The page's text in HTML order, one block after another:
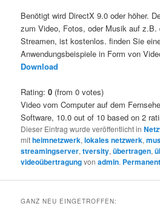
Benötigt wird DirectX 9.0 oder höher.
zum Video, Fotos, oder Musik auf z.B.
Streamen, ist kostenlos. finden Sie
Anwendungsbeispiele in Form von
Download
Rating:0 (from 0 votes)
Video vom Computer auf dem
Software, 10.0 out of 10 based on2
Dieser Eintrag wurde veröffentlicht in
mitheimnetzwerk,lokales netzwerk,
streamingserver,tversity,übertragen,
videoübertragungvonadmin.
GANZ NEU EINGETROFFEN: